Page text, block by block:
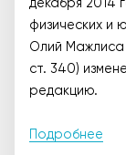
декабря 2014
физических и
Олий Мажлиса
ст. 340)
редакцию.
Подробнее